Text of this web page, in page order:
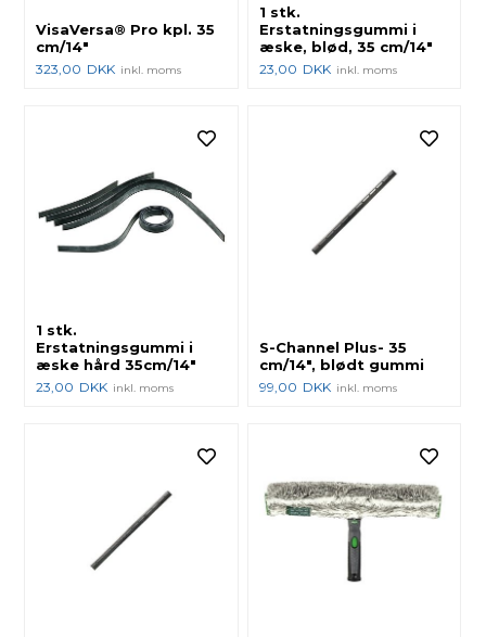
VisaVersa® Pro kpl. 35
cm/14"
323,00 DKK inkl. moms
1 stk.
Erstatningsgummi i
æske, blød, 35 cm/14"
23,00 DKK inkl. moms
1 stk.
Erstatningsgummi i
æske hård 35cm/14"
23,00 DKK inkl. moms
S-Channel Plus- 35
cm/14", blødt gummi
99,00 DKK inkl. moms